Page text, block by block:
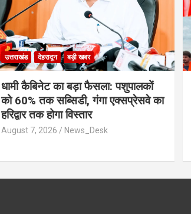
उत्तराखंड देहरादून बड़ी खबर
​धामी कैबिनेट का बड़ा फैसला: पशुपालकों
को 60% तक सब्सिडी, गंगा एक्सप्रेसवे का
हरिद्वार तक होगा विस्तार
August 7, 2026 News_Desk